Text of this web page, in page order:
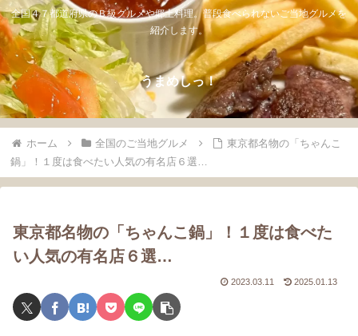
全国４７都道府県のＢ級グルメや郷土料理。普段食べられないご当地グルメを
紹介します。
うまめしっ！
ホーム 全国のご当地グルメ
東京都名物の「ちゃんこ
鍋」！１度は食べたい人気の有名店６選…
東京都名物の「ちゃんこ鍋」！１度は食べた
い人気の有名店６選…
2023.03.11 2025.01.13